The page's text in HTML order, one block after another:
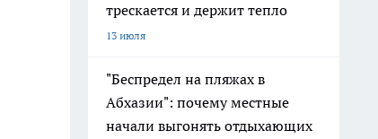
трескается и держит тепло
13 июля
"Беспредел на пляжах в
Абхазии": почему местные
начали выгонять отдыхающих